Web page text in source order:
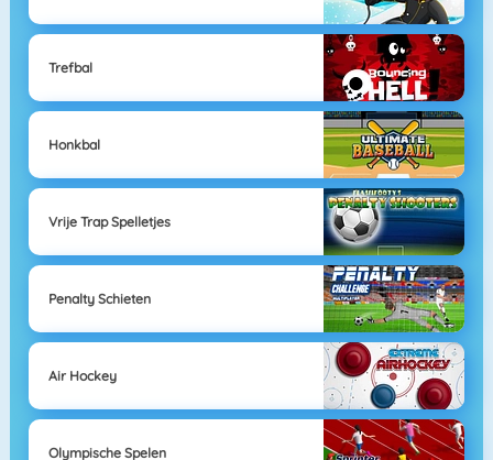
Trefbal
Honkbal
Vrije Trap Spelletjes
Penalty Schieten
Air Hockey
Olympische Spelen